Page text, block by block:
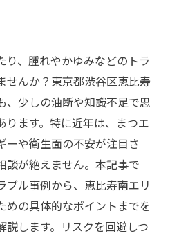
り、腫れやかゆみなどのトラ
せんか？東京都渋谷区恵比寿
、少しの油断や知識不足で思
ります。特に近年は、まつエ
ーや衛生面の不安が注目さ
談が絶えません。本記事で
ブル事例から、恵比寿南エリ
めの具体的なポイントまでを
します。リスクを回避しつ